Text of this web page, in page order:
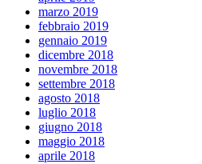
marzo 2019
febbraio 2019
gennaio 2019
dicembre 2018
novembre 2018
settembre 2018
agosto 2018
luglio 2018
giugno 2018
maggio 2018
aprile 2018